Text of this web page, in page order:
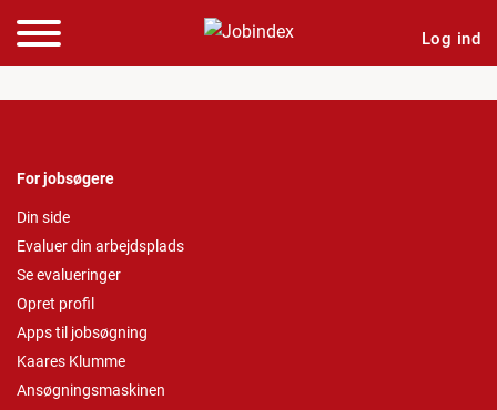
Log ind
For jobsøgere
Din side
Evaluer din arbejdsplads
Se evalueringer
Opret profil
Apps til jobsøgning
Kaares Klumme
Ansøgningsmaskinen